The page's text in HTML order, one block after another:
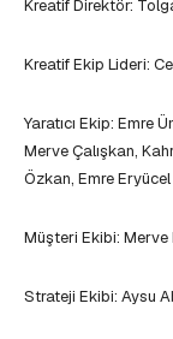
Kreatif Direktör:
Kreatif Ekip Lideri:
Yaratıcı Ekip: Emre
Merve Çalışkan,
Özkan, Emre Eryücel
Müşteri Ekibi:
Strateji Ekibi: Aysu